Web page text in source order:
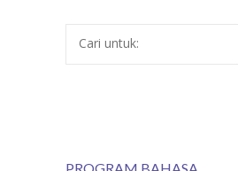
Cari untuk: